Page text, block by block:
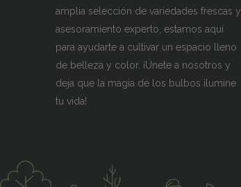
amplia selección de variedades frescas y
asesoramiento experto, estamos aquí
para ayudarte a cultivar un espacio lleno
de belleza y color. ¡Únete a nosotros y
deja que la magia de los bulbos ilumine
tu vida!